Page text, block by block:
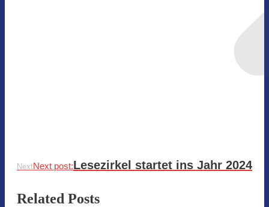
NextNext post:Lesezirkel startet ins Jahr 2024
Related Posts